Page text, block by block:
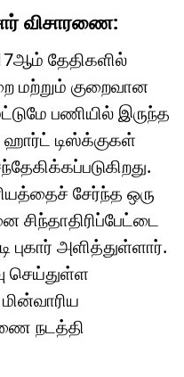
விசாரணை:
தேதிகளில்
மற்றும் குறைவான
பணியில் இருந்த
டிஸ்க்குகள்
சேர்ந்த ஒரு
புகார் அளித்துள்ளார்.
செய்துள்ள
நடத்தி